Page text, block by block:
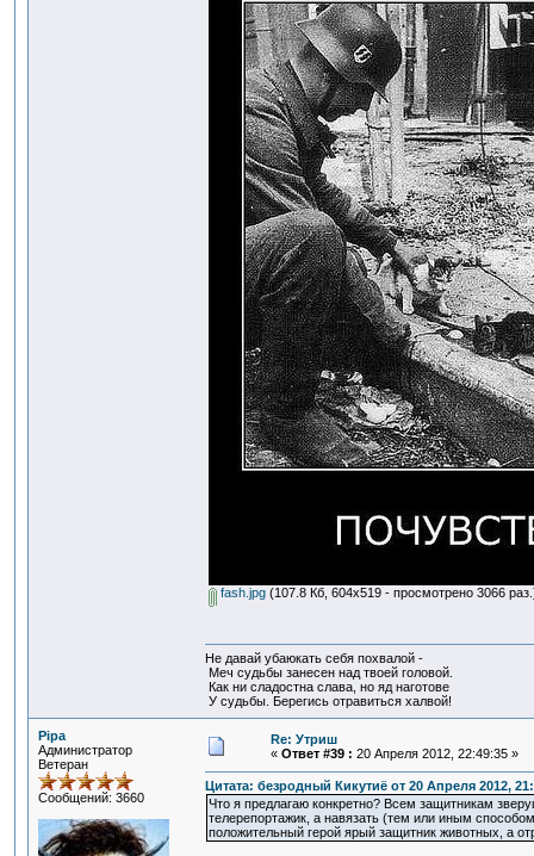
fash.jpg(107.8 Кб, 604x519 - просмотрено 3066
Не давай убаюкать себя похвалой -
Меч судьбы занесен над твоей головой.
Как ни сладостна слава, но яд наготове
У судьбы. Берегись отравиться халвой!
Pipa
Администратор
Ветеран
Сообщений: 3660
Re: Утриш
« Ответ #39 : 20 Апреля 2012, 22:49:35 »
Цитата: безродный Кикутиё от 20 Апреля 2012,
Что я предлагаю конкретно? Всем защитникам
телерепортажик, а навязать (тем или иным
положительный герой ярый защитник животных, а